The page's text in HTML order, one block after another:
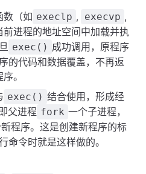
数（如 execlp , execvp ,
前进程的地址空间中加载并执
exec() 成功调用，原程序
的代码和数据覆盖，不再返
。
exec() 结合使用，形成经
父进程 fork 一个子进程，
程序。这是创建新程序的标
命令时就是这样做的。